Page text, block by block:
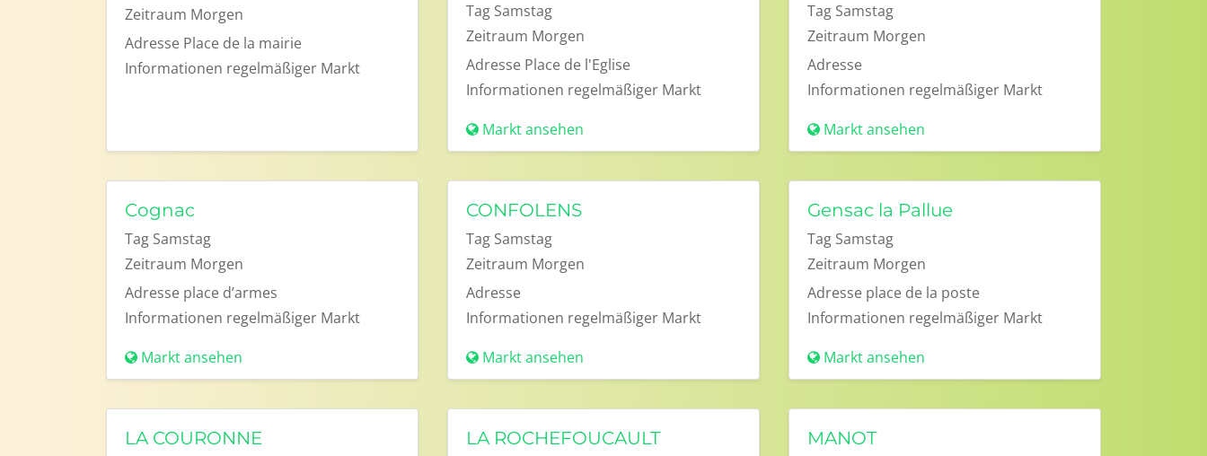
Zeitraum Morgen
Adresse Place de la mairie
Informationen regelmäßiger Markt
Tag Samstag
Zeitraum Morgen
Adresse Place de l'Eglise
Informationen regelmäßiger Markt
Markt ansehen
Tag Samstag
Zeitraum Morgen
Adresse
Informationen regelmäßiger Markt
Markt ansehen
Cognac
Tag Samstag
Zeitraum Morgen
Adresse place d’armes
Informationen regelmäßiger Markt
Markt ansehen
CONFOLENS
Tag Samstag
Zeitraum Morgen
Adresse
Informationen regelmäßiger Markt
Markt ansehen
Gensac la Pallue
Tag Samstag
Zeitraum Morgen
Adresse place de la poste
Informationen regelmäßiger Markt
Markt ansehen
LA COURONNE LA ROCHEFOUCAULT MANOT